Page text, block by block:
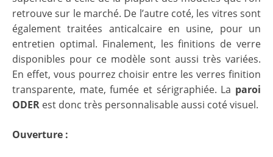
retrouve sur le marché. De l’autre coté, les vitres sont
également traitées anticalcaire en usine, pour un
entretien optimal. Finalement, les finitions de verre
disponibles pour ce modèle sont aussi très variées.
En effet, vous pourrez choisir entre les verres finition
transparente, mate, fumée et sérigraphiée. La paroi
ODER est donc très personnalisable aussi coté visuel.
Ouverture :